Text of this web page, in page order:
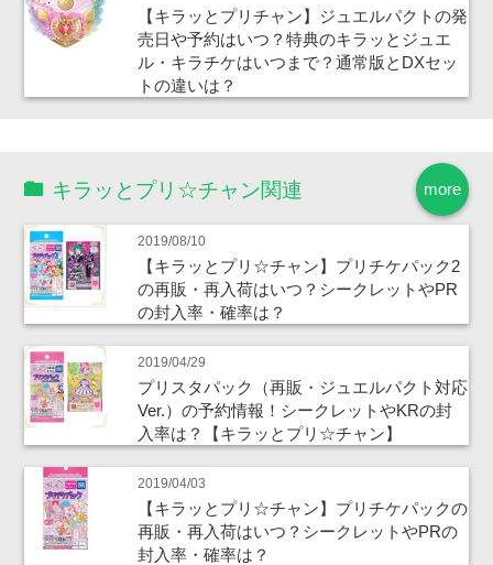
【キラッとプリチャン】ジュエルパクトの発
売日や予約はいつ？特典のキラッとジュエ
ル・キラチケはいつまで？通常版とDXセッ
トの違いは？
more
キラッとプリ☆チャン関連
2019/08/10
【キラッとプリ☆チャン】プリチケパック2
の再販・再入荷はいつ？シークレットやPR
の封入率・確率は？
2019/04/29
プリスタパック（再販・ジュエルパクト対応
Ver.）の予約情報！シークレットやKRの封
入率は？【キラッとプリ☆チャン】
2019/04/03
【キラッとプリ☆チャン】プリチケパックの
再販・再入荷はいつ？シークレットやPRの
封入率・確率は？